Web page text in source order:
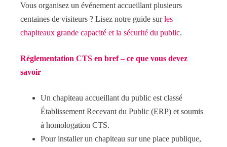
Vous organisez un événement accueillant plusieurs
centaines de visiteurs ? Lisez notre guide surles
chapiteaux grande capacité et la sécurité du public.
Réglementation CTS en bref – ce que vous devez
savoir
Un chapiteau accueillant du public est classé
Établissement Recevant du Public (ERP) et soumis
à homologation CTS.
Pour installer un chapiteau sur une place publique,